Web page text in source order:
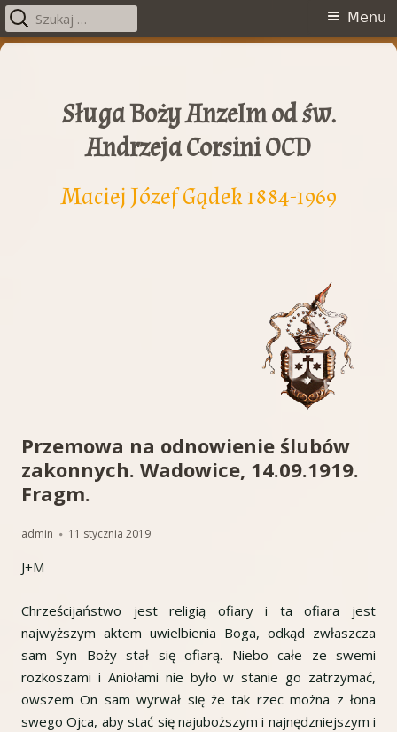
Przeskocz
Sługa Boży Anzelm od św.
Andrzeja Corsini OCD
Maciej Józef Gądek 1884-1969
Menu
główne
Menu
Szukaj:
Przemowa na odnowienie ślubów
zakonnych. Wadowice, 14.09.1919.
Fragm.
Autor
admin Opublikowano
11 stycznia 2019
J+M
Chrześcijaństwo jest religią ofiary i ta ofiara jest
najwyższym aktem uwielbienia Boga, odkąd zwłaszcza
sam Syn Boży stał się ofiarą. Niebo całe ze swemi
rozkoszami i Aniołami nie było w stanie go zatrzymać,
owszem On sam wyrwał się że tak rzec można z łona
swego Ojca, aby stać się najuboższym i najnędzniejszym i